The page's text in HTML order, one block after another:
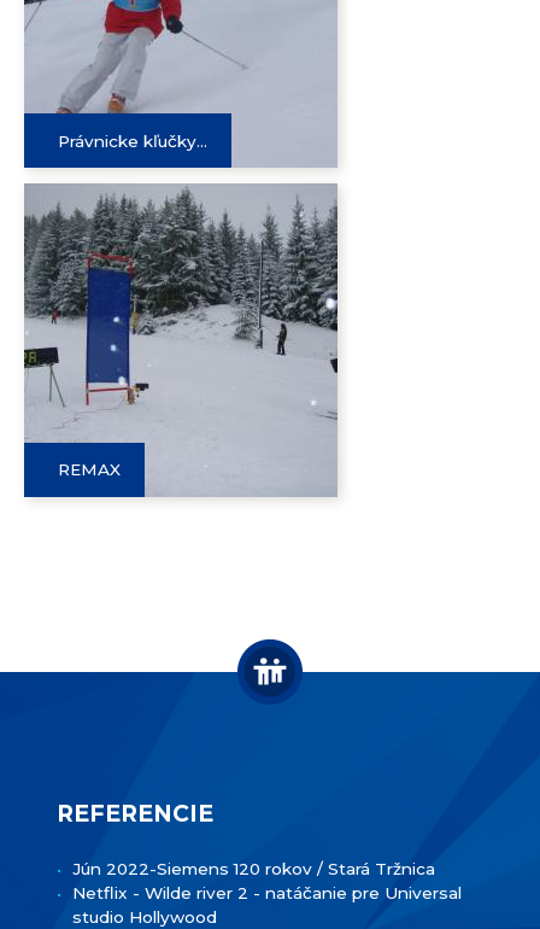
Právnicke kľučky...
REMAX
REFERENCIE
Jún 2022-Siemens 120 rokov / Stará Tržnica
Netflix - Wilde river 2 - natáčanie pre Universal
studio Hollywood